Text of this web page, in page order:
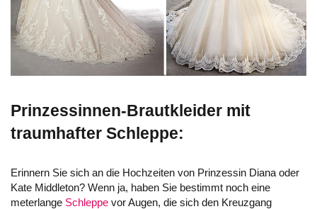
Prinzessinnen-Brautkleider mit
traumhafter Schleppe:
Erinnern Sie sich an die Hochzeiten von Prinzessin Diana oder
Kate Middleton? Wenn ja, haben Sie bestimmt noch eine
meterlange Schleppe vor Augen, die sich den Kreuzgang